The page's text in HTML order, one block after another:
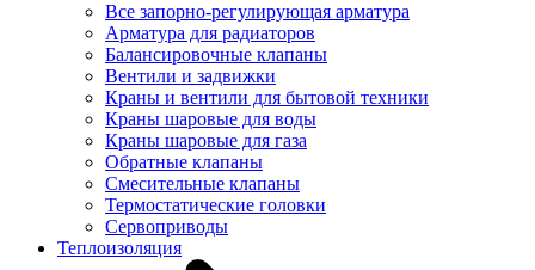
Все запорно-регулирующая арматура
Арматура для радиаторов
Балансировочные клапаны
Вентили и задвижки
Краны и вентили для бытовой техники
Краны шаровые для воды
Краны шаровые для газа
Обратные клапаны
Смесительные клапаны
Термостатические головки
Сервоприводы
Теплоизоляция